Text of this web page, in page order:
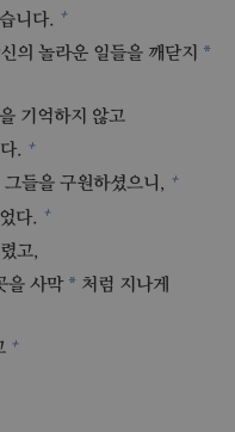
니다. +
의 놀라운 일들을 깨닫지 *
기억하지 않고
. +
들을 구원하셨으니, +
다. +
고,
을 사막 * 처럼 지나게
+